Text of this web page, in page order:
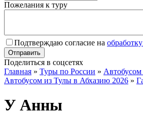
Пожелания к туру
Подтверждаю согласие на
Поделиться в соцсетях
Главная » Туры по России »
Автобусом из Тулы в Абхазию 2026 »
У Анны